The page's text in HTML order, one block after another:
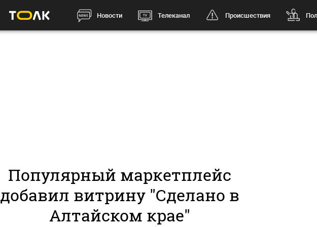
Новости Телеканал Происшествия
Популярный маркетплейс
добавил витрину "Сделано в
Алтайском крае"